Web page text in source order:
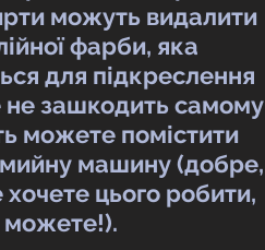
можуть видалити
фарби, яка
для підкреслення
не зашкодить самому
можете помістити
машину (добре,
цього робити,
можете!).